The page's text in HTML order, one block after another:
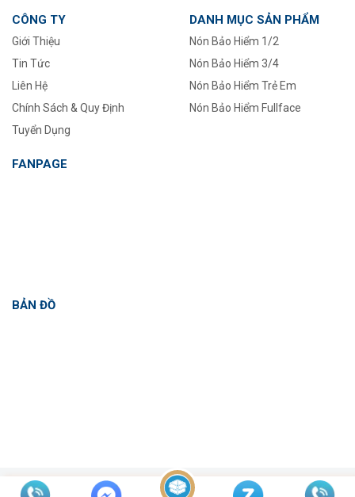
CÔNG TY
Giới Thiệu
Tin Tức
–
Liên Hệ
Chính Sách & Quy Định
Tuyển Dụng
DANH MỤC SẢN PHẨM
Nón Bảo Hiểm 1/2
Nón Bảo Hiểm 3/4
Nón Bảo Hiểm Trẻ Em
Nón Bảo Hiểm Fullface
FANPAGE
BẢN ĐỒ
Copyright 2026 ©mubaohiemasia.asia | Cung cấp bởi Á Châu